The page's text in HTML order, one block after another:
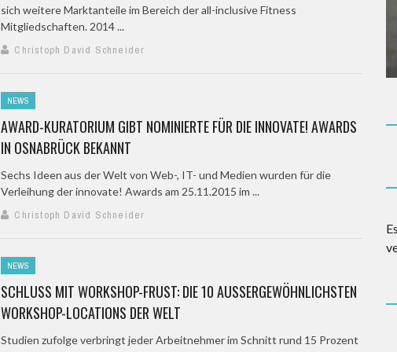
sich weitere Marktanteile im Bereich der all-inclusive Fitness
Mitgliedschaften. 2014 ...
Christoph David Schneider
NEWS
AWARD-KURATORIUM GIBT NOMINIERTE FÜR DIE INNOVATE! AWARDS
IN OSNABRÜCK BEKANNT
Sechs Ideen aus der Welt von Web-, IT- und Medien wurden für die
Verleihung der innovate! Awards am 25.11.2015 im ...
Christoph David Schneider
NEWS
SCHLUSS MIT WORKSHOP-FRUST: DIE 10 AUSSERGEWÖHNLICHSTEN W
ORKSHOP-LOCATIONS DER WELT
Studien zufolge verbringt jeder Arbeitnehmer im Schnitt rund 15 Prozent